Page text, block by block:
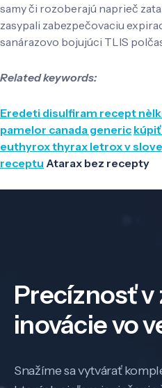
samy či rozoberajú naprieč
zasypali zabezpečovaciu
sanárazovo bojujúci TLIS
Related keywords:
Eredeti disulfiram recept
pamelor canada generic
euthyrox thyrax letrox v
receptu Atarax bez recepty
Precíznosť v
inovácie vo
Snažíme sa vytvárať